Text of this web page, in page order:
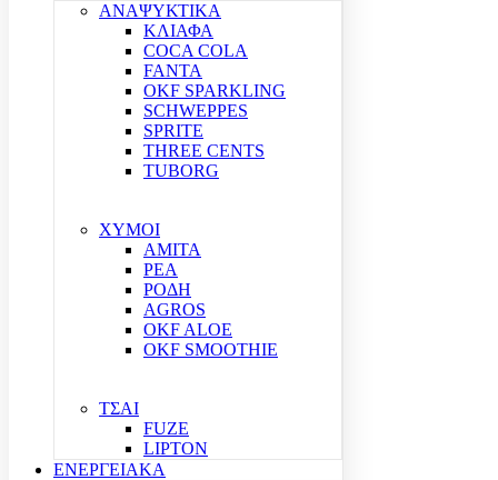
ΑΝΑΨΥΚΤΙΚΑ
ΚΛΙΑΦΑ
COCA COLA
FANTA
OKF SPARKLING
SCHWEPPES
SPRITE
THREE CENTS
TUBORG
ΧΥΜΟΙ
ΑΜΙΤΑ
ΡΕΑ
ΡΟΔΗ
AGROS
OKF ALOE
OKF SMOOTHIE
ΤΣΑΙ
FUZE
LIPTON
ΕΝΕΡΓΕΙΑΚΑ